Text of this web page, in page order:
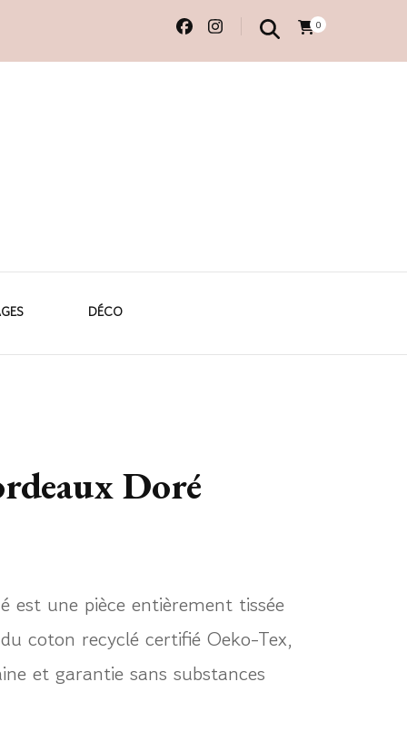
0
DÉCO
Doré
une pièce entièrement tissée
coton recyclé certifié Oeko-Tex,
et garantie sans substances